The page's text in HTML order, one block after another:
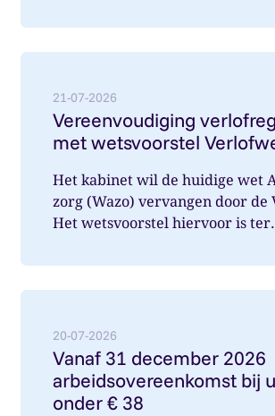
21-07-2026
Vereenvoudiging
met wetsvoorstel
Het kabinet wil de huidige wet
zorg (Wazo) vervangen door de
Het wetsvoorstel hiervoor is ter
20-07-2026
Vanaf 31 december 2026
arbeidsovereenkomst bij
onder € 38